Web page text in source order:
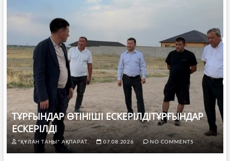
ТҰРҒЫНДАР ӨТІНІШІ ЕСКЕРІЛДІТҰРҒЫНДАР
ЕСКЕРІЛДІ
"ҚҰЛАН ТАҢЫ" АҚПАРАТ. 07.08.2026 NO COMMENTS